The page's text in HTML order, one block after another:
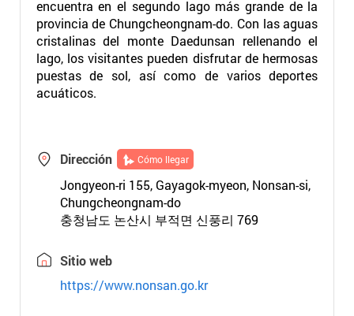
encuentra en el segundo lago más grande de la
provincia de Chungcheongnam-do. Con las aguas
cristalinas del monte Daedunsan rellenando el
lago, los visitantes pueden disfrutar de hermosas
puestas de sol, así como de varios deportes
acuáticos.
Dirección Cómo llegar
Jongyeon-ri 155, Gayagok-myeon, Nonsan-si,
Chungcheongnam-do
충청남도 논산시 부적면 신풍리 769
Sitio web
https://www.nonsan.go.kr